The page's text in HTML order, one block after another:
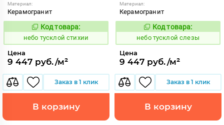
Материал:
Керамогранит
1122723
Код товара:
небо тусклой стихии
Цена
9 447 руб./м²
Заказ в 1 клик
В корзину
Материал:
Керамогранит
1122721
Код товара:
небо тусклой слезы
Цена
9 447 руб./м²
Заказ в 1 клик
В корзину